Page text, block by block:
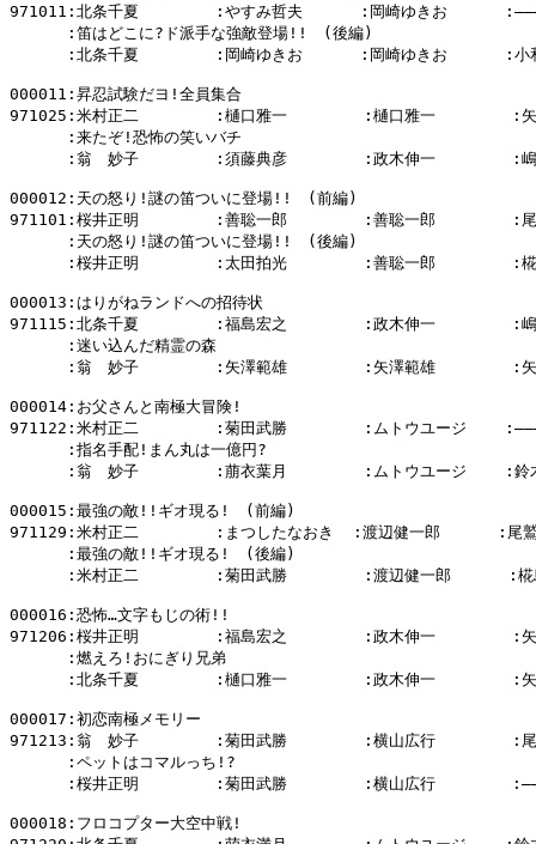
971011:北条千夏        :やすみ哲夫      :岡崎ゆきお
      :笛はどこに?ド派手な強敵登場!!　(後編)
:北条千夏        :岡崎ゆきお      :岡崎ゆきお      :小
000011:昇忍試験だヨ!全員集合
971025:米村正二        :樋口雅一        :樋口雅一        :矢
      :来たぞ!恐怖の笑いバチ
:翁　妙子        :須藤典彦        :政木伸一        :嶋
000012:天の怒り!謎の笛ついに登場!!　(前編)
971101:桜井正明        :善聡一郎        :善聡一郎        :尾
      :天の怒り!謎の笛ついに登場!!　(後編)
:桜井正明        :太田拍光        :善聡一郎        :椛
000013:はりがねランドへの招待状
971115:北条千夏        :福島宏之        :政木伸一        :嶋
      :迷い込んだ精霊の森
:翁　妙子        :矢澤範雄        :矢澤範雄        :矢
000014:お父さんと南極大冒険!
971122:米村正二        :菊田武勝        :ムトウユージ
      :指名手配!まん丸は一億円?
:翁　妙子        :萠衣葉月        :ムトウユージ    :鈴
000015:最強の敵!!ギオ現る!　(前編)
971129:米村正二        :まつしたなおき  :渡辺健一郎      :尾鷲
      :最強の敵!!ギオ現る!　(後編)
:米村正二        :菊田武勝        :渡辺健一郎      :椛
000016:恐怖…文字もじの術!!
971206:桜井正明        :福島宏之        :政木伸一        :矢
      :燃えろ!おにぎり兄弟
:北条千夏        :樋口雅一        :政木伸一        :矢
000017:初恋南極メモリー
971213:翁　妙子        :菊田武勝        :横山広行        :尾
      :ペットはコマルっち!?
:桜井正明        :菊田武勝        :横山広行
000018:フロコプター大空中戦!